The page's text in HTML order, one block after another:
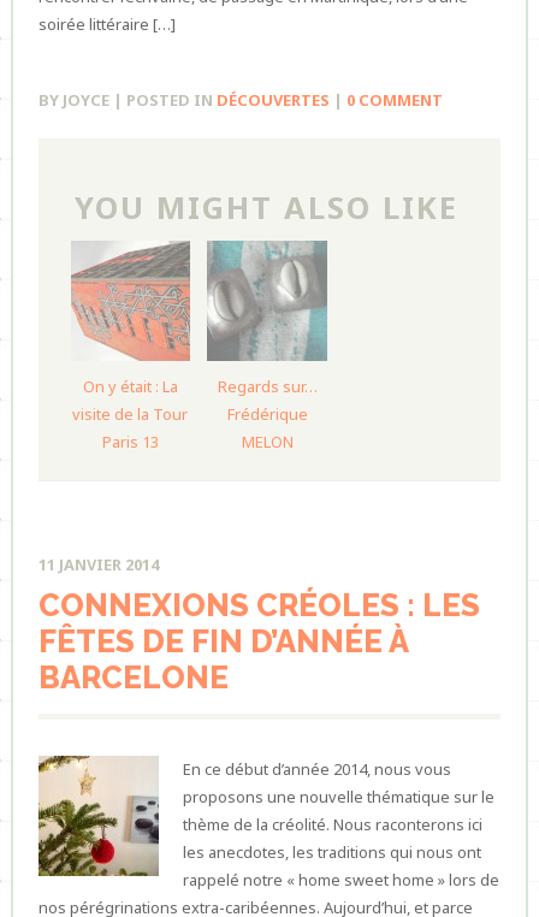
soirée littéraire […]
BY JOYCE | POSTED IN DÉCOUVERTES | 0 COMMENT
YOU MIGHT ALSO LIKE
On y était : La
visite de la Tour
Paris 13
Regards sur…
Frédérique
MELON
11 JANVIER 2014
CONNEXIONS CRÉOLES : LES
FÊTES DE FIN D’ANNÉE À
BARCELONE
En ce début d’année 2014, nous vous
proposons une nouvelle thématique sur le
thème de la créolité. Nous raconterons ici
les anecdotes, les traditions qui nous ont
rappelé notre « home sweet home » lors de
nos pérégrinations extra-caribéennes. Aujourd’hui, et parce